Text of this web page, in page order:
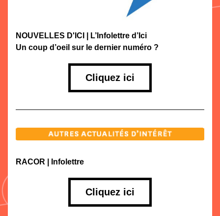
NOUVELLES D'ICI | L’Infolettre d’Ici
Un coup d’oeil sur le dernier numéro ?
Cliquez ici
RACOR | Infolettre
Cliquez ici